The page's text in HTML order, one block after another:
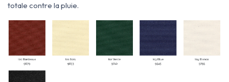
totale contre la pluie.